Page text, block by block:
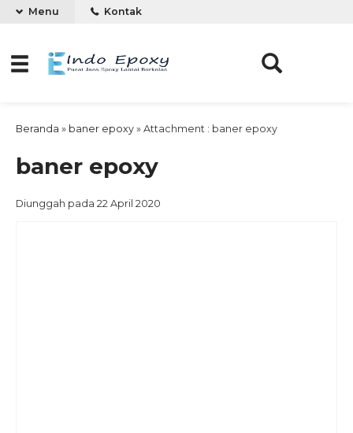
Menu Kontak
Beranda » baner epoxy » Attachment : baner epoxy
baner epoxy
Diunggah pada 22 April 2020